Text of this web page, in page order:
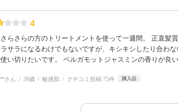
4
らさらの方のトリートメントを使って一週間。 正直髪
サラになるわけでもないですが、キシキシしたり合わな
い切りたいです。 ベルガモットジャスミンの香りが良い
さん 39歳 敏感肌 クチコミ投稿 75件 購入品